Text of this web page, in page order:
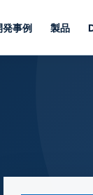
発事例 製品